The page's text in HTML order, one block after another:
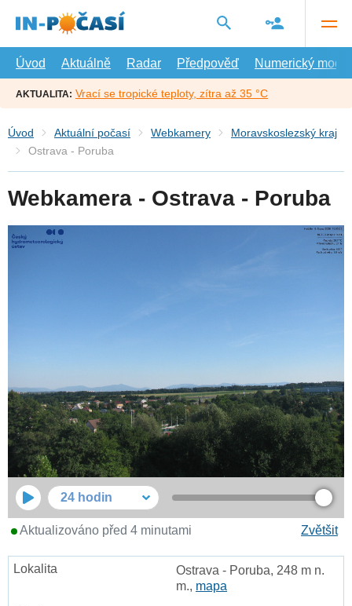
hlavní
Úvod
Aktuálně Radar Předpověď Numerický model
AKTUALITA: Vrací se tropické teploty, zítra až 35 °C
Úvod Aktuální počasí Webkamery
Moravskoslezský kraj
Ostrava - Poruba
Webkamera - Ostrava - Poruba
24 hodin
Zvětšit
Aktualizováno před 4 minutami
Ostrava - Poruba, 248 m n.
m., mapa